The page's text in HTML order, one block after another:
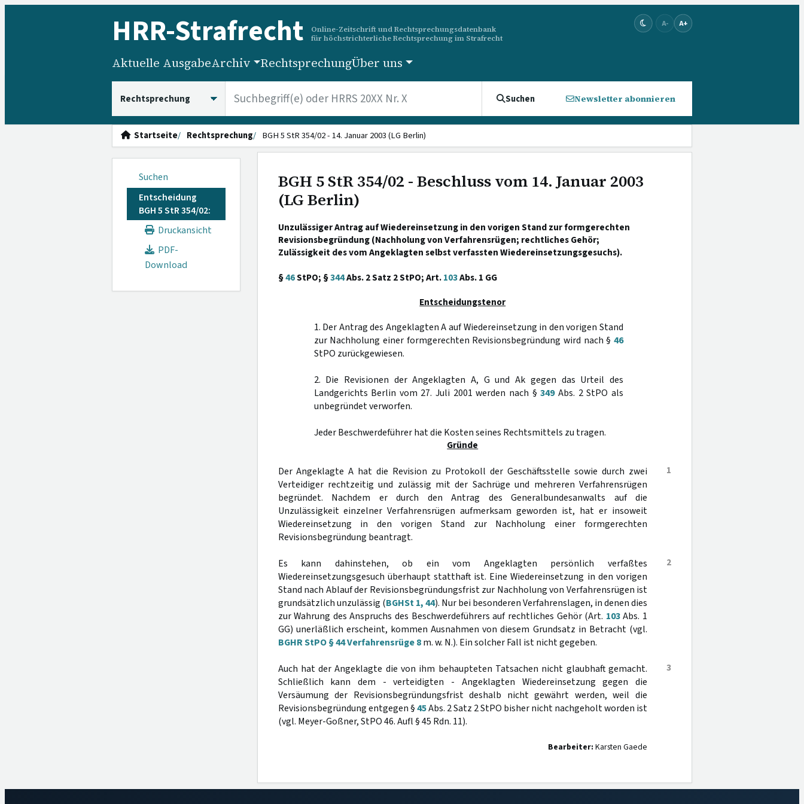
HRR-Strafrecht
Online-Zeitschrift und Rechtsprechungsdatenbank
für höchstrichterliche Rechtsprechung im Strafrecht
A- A+
Aktuelle AusgabeArchiv RechtsprechungÜber uns
Suchen Newsletter abonnieren
Startseite Rechtsprechung BGH 5 StR 354/02 - 14. Januar 2003 (LG Berlin)
Suchen
Entscheidung
BGH 5 StR 354/02:
Druckansicht
PDF-
Download
BGH 5 StR 354/02 - Beschluss vom 14. Januar 2003
(LG Berlin)
Unzulässiger Antrag auf Wiedereinsetzung in den vorigen Stand zur formgerechten
Revisionsbegründung (Nachholung von Verfahrensrügen; rechtliches Gehör;
Zulässigkeit des vom Angeklagten selbst verfassten Wiedereinsetzungsgesuchs).
§46StPO; §344Abs. 2 Satz 2 StPO; Art.103Abs. 1 GG
Entscheidungstenor
1. Der Antrag des Angeklagten A auf Wiedereinsetzung in den vorigen Stand
zur Nachholung einer formgerechten Revisionsbegründung wird nach § 46
StPO zurückgewiesen.
2. Die Revisionen der Angeklagten A, G und Ak gegen das Urteil des
Landgerichts Berlin vom 27. Juli 2001 werden nach §349Abs. 2 StPO als
unbegründet verworfen.
Jeder Beschwerdeführer hat die Kosten seines Rechtsmittels zu tragen.
Gründe
1
Der Angeklagte A hat die Revision zu Protokoll der Geschäftsstelle sowie durch zwei
Verteidiger rechtzeitig und zulässig mit der Sachrüge und mehreren Verfahrensrügen
begründet. Nachdem er durch den Antrag des Generalbundesanwalts auf die
Unzulässigkeit einzelner Verfahrensrügen aufmerksam geworden ist, hat er insoweit
Wiedereinsetzung in den vorigen Stand zur Nachholung einer formgerechten
Revisionsbegründung beantragt.
2
Es kann dahinstehen, ob ein vom Angeklagten persönlich verfaßtes
Wiedereinsetzungsgesuch überhaupt statthaft ist. Eine Wiedereinsetzung in den vorigen
Stand nach Ablauf der Revisionsbegründungsfrist zur Nachholung von Verfahrensrügen ist
grundsätzlich unzulässig (BGHSt 1, 44). Nur bei besonderen Verfahrenslagen, in denen dies
zur Wahrung des Anspruchs des Beschwerdeführers auf rechtliches Gehör (Art. 103Abs. 1
GG) unerläßlich erscheint, kommen Ausnahmen von diesem Grundsatz in Betracht (vgl.
BGHR StPO § 44 Verfahrensrüge 8m. w. N.). Ein solcher Fall ist nicht gegeben.
3
Auch hat der Angeklagte die von ihm behaupteten Tatsachen nicht glaubhaft gemacht.
Schließlich kann dem - verteidigten - Angeklagten Wiedereinsetzung gegen die
Versäumung der Revisionsbegründungsfrist deshalb nicht gewährt werden, weil die
Revisionsbegründung entgegen §45Abs. 2 Satz 2 StPO bisher nicht nachgeholt worden ist
(vgl. Meyer-Goßner, StPO 46. Aufl § 45 Rdn. 11).
Bearbeiter: Karsten Gaede